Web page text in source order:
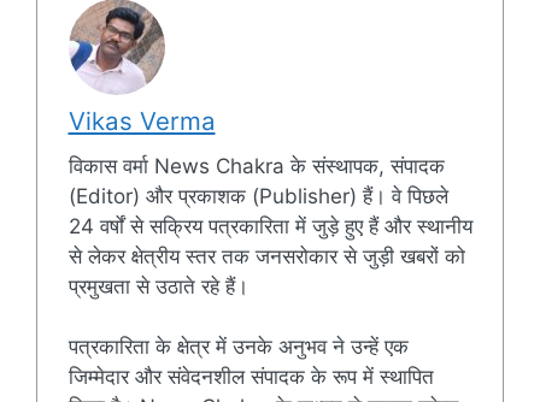
Vikas Verma
विकास वर्मा News Chakra के संस्थापक, संपादक
(Editor) और प्रकाशक (Publisher) हैं। वे पिछले
24 वर्षों से सक्रिय पत्रकारिता में जुड़े हुए हैं और स्थानीय
से लेकर क्षेत्रीय स्तर तक जनसरोकार से जुड़ी खबरों को
प्रमुखता से उठाते रहे हैं।
पत्रकारिता के क्षेत्र में उनके अनुभव ने उन्हें एक
जिम्मेदार और संवेदनशील संपादक के रूप में स्थापित